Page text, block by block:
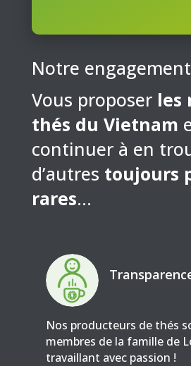
Notre
Vous proposer les
thés du Vietnam
continuer à en
d’autres toujours
rares…
Nos producteurs de thés
membres de la famille de
travaillant avec passion !